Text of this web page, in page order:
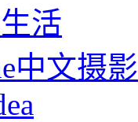
活
中文摄影